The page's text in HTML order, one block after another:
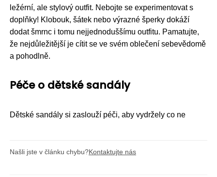
ležérní, ale stylový outfit. Nebojte se experimentovat s
doplňky! Klobouk, šátek nebo výrazné šperky dokáží
dodat šmrnc i tomu nejjednoduššímu outfitu. Pamatujte,
že nejdůležitější je cítit se ve svém oblečení sebevědomě
a pohodlně.
Péče o dětské sandály
Dětské sandály si zaslouží péči, aby vydržely co ne
Našli jste v článku chybu?Kontaktujte nás